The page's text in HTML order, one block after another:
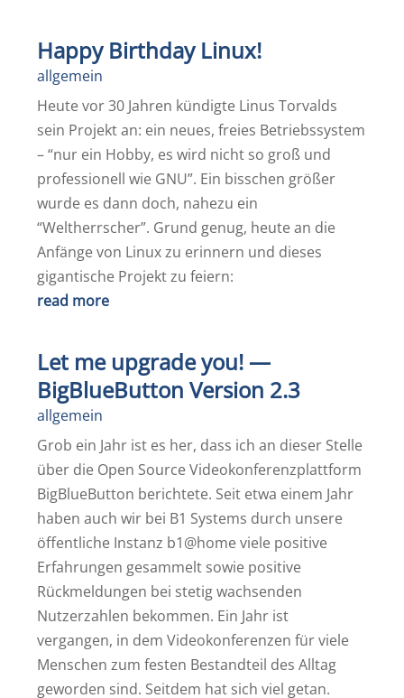
Happy Birthday Linux!
allgemein
Heute vor 30 Jahren kündigte Linus Torvalds
sein Projekt an: ein neues, freies Betriebssystem
– “nur ein Hobby, es wird nicht so groß und
professionell wie GNU”. Ein bisschen größer
wurde es dann doch, nahezu ein
“Weltherrscher”. Grund genug, heute an die
Anfänge von Linux zu erinnern und dieses
gigantische Projekt zu feiern:
read more
Let me upgrade you! —
BigBlueButton Version 2.3
allgemein
Grob ein Jahr ist es her, dass ich an dieser Stelle
über die Open Source Videokonferenzplattform
BigBlueButton berichtete. Seit etwa einem Jahr
haben auch wir bei B1 Systems durch unsere
öffentliche Instanz b1@home viele positive
Erfahrungen gesammelt sowie positive
Rückmeldungen bei stetig wachsenden
Nutzerzahlen bekommen. Ein Jahr ist
vergangen, in dem Videokonferenzen für viele
Menschen zum festen Bestandteil des Alltag
geworden sind. Seitdem hat sich viel getan.